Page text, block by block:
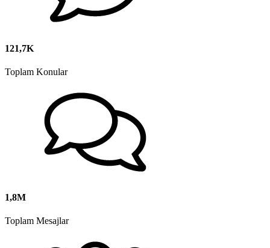
121,7K
Toplam Konular
1,8M
Toplam Mesajlar